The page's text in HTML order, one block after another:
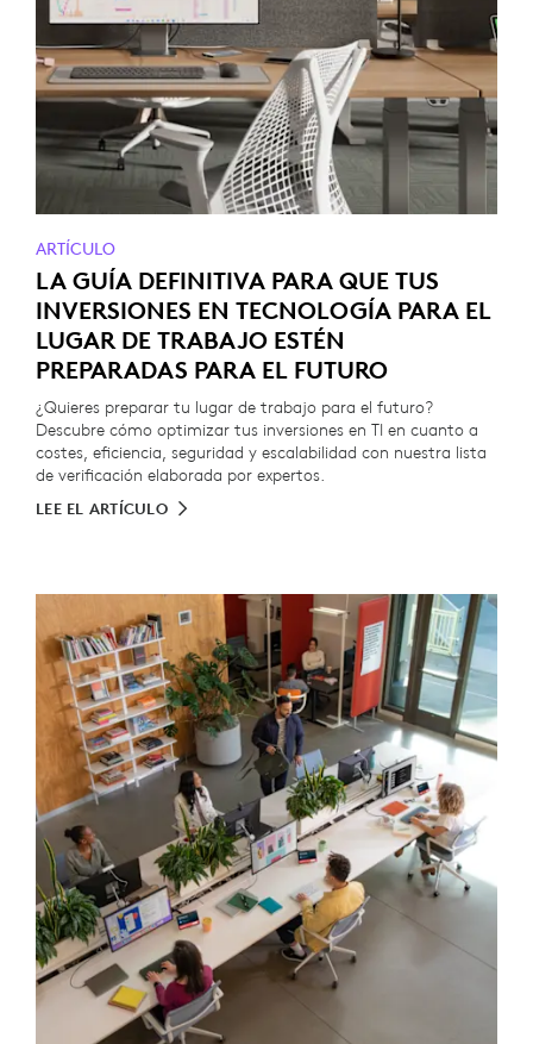
ARTÍCULO
LA GUÍA DEFINITIVA PARA QUE TUS
INVERSIONES EN TECNOLOGÍA PARA EL
LUGAR DE TRABAJO ESTÉN
PREPARADAS PARA EL FUTURO
¿Quieres preparar tu lugar de trabajo para el futuro?
Descubre cómo optimizar tus inversiones en TI en cuanto a
costes, eficiencia, seguridad y escalabilidad con nuestra lista
de verificación elaborada por expertos.
LEE EL ARTÍCULO